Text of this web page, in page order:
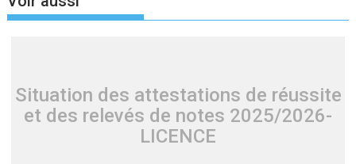
Situation des attestations de réussite
et des relevés de notes 2025/2026-
LICENCE